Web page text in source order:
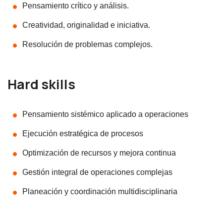
Pensamiento crítico y análisis.
Creatividad, originalidad e iniciativa.
Resolución de problemas complejos.
Hard skills
Pensamiento sistémico aplicado a operaciones
Ejecución estratégica de procesos
Optimización de recursos y mejora continua
Gestión integral de operaciones complejas
Planeación y coordinación multidisciplinaria